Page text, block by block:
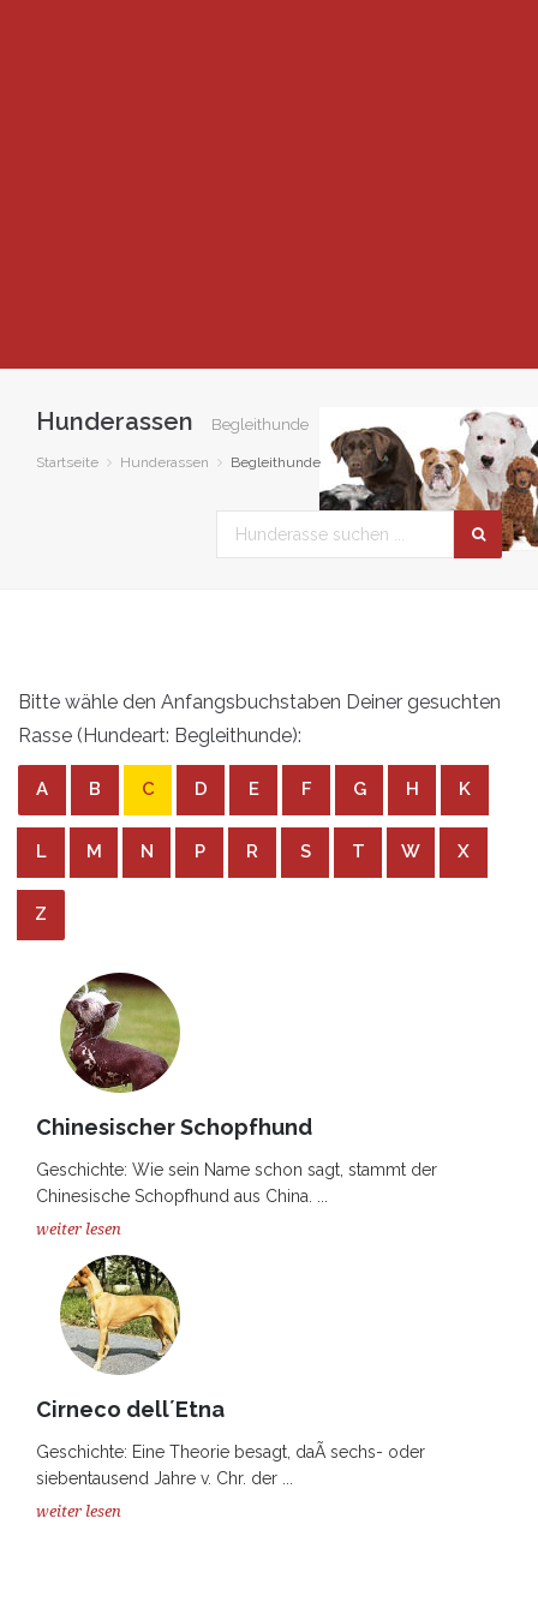
Hunderassen Begleithunde
Startseite Hunderassen Begleithunde
Bitte wähle den Anfangsbuchstaben Deiner gesuchten
Rasse (Hundeart: Begleithunde):
A B C D E F G H K
L M N P R S T W X
Z
Chinesischer Schopfhund
Geschichte: Wie sein Name schon sagt, stammt der
Chinesische Schopfhund aus China. ...
weiter lesen
Cirneco dell´Etna
Geschichte: Eine Theorie besagt, daÃ sechs- oder
siebentausend Jahre v. Chr. der ...
weiter lesen